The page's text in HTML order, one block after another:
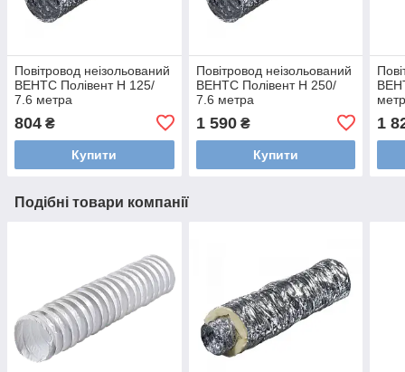
Повітровод неізольований
ВЕНТС Полівент Н 125/
7.6 метра
804 ₴
Купити
Повітровод неізольований
ВЕНТС Полівент Н 250/
7.6 метра
1 590₴
Купити
1
Подібні товари компанії